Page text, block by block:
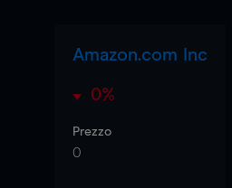
Amazon.com Inc
0%
Prezzo
0